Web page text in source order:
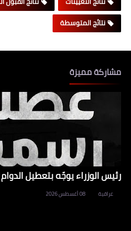
نتائج المتوسطة
مشاركة مميزة
رئيس الوزراء يوجّه بتعطيل
عراقية 08 أغسطس 2026